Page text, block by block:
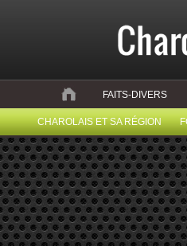
FAITS-DIVERS
CHAROLAIS ET SA RÉGION